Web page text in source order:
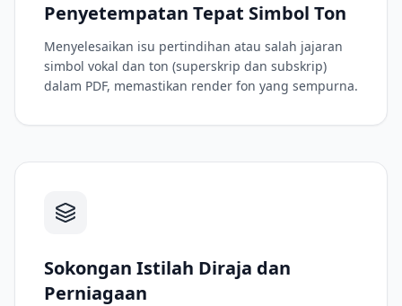
Penyetempatan Tepat Simbol Ton
Menyelesaikan isu pertindihan atau salah jajaran
simbol vokal dan ton (superskrip dan subskrip)
dalam PDF, memastikan render fon yang sempurna.
Sokongan Istilah Diraja dan
Perniagaan